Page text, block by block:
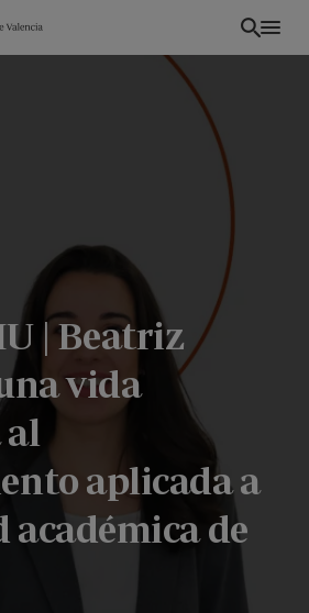
| Beatriz
vida
al
aplicada a
académica de